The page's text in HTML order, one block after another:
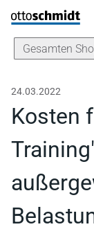
Direkt zum Inhalt
24.03.2022
Kosten